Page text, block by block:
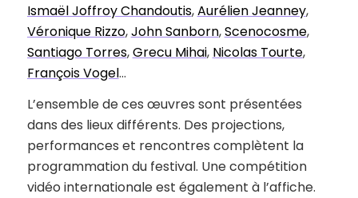
Ismaël Joffroy Chandoutis,Aurélien Jeanney,
Véronique Rizzo,John Sanborn,Scenocosme,
Santiago Torres,Grecu Mihai, Nicolas Tourte,
François Vogel…
L’ensemble de ces œuvres sont présentées
dans des lieux différents. Des projections,
performances et rencontres complètent la
programmation du festival. Une compétition
vidéo internationale est également à l’affiche.